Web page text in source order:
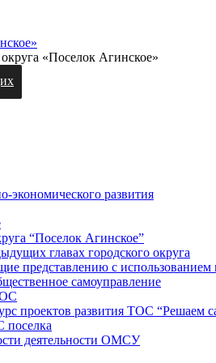
«Поселок Агинское»
экономического развития
“Поселок Агинское”
главах городского округа
представлению с использованием
самоуправление
проектов развития ТОС “Решаем
поселка
деятельности ОМСУ